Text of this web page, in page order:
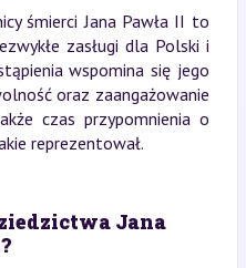
śmierci Jana Pawła II to
zasługi dla Polski i
wspomina się jego
oraz zaangażowanie
czas przypomnienia o
reprezentował.
Jana